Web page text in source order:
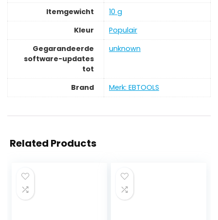
Itemgewicht
‎10 g
Kleur
‎Populair
Gegarandeerde
software-updates
tot
‎unknown
Brand Merk: EBTOOLS
Related Products